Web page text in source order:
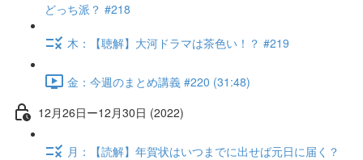
どっち派？ #218
木：【聴解】大河ドラマは茶色い！？ #219
金：今週のまとめ講義 #220 (31:48)
12月26日ー12月30日 (2022)
月：【読解】年賀状はいつまでに出せば元日に届く？